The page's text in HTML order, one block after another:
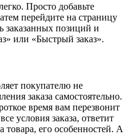
Просто добавьте
перейдите на страницу
заказанных позиций и
или «Быстрый заказ».
покупателю не
заказа самостоятельно.
время вам перезвонит
условия заказа, ответит
товара, его особенностей. А